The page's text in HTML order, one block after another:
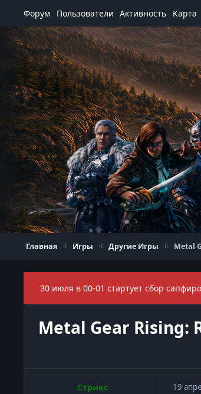
Форум Пользователи Активность Карта
Главная Игры Другие Игры Metal
30 июля в 00-01 стартует сбор
Metal Gear Rising:
Стрикс 19